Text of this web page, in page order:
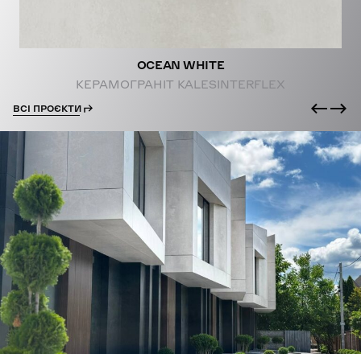
OCEAN WHITE
КЕРАМОГРАНІТ KALESINTERFLEX
ВСІ ПРОЄКТИ